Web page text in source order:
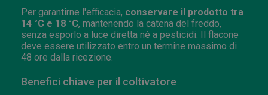
Per garantirne l'efficacia, conservare il prodotto tra
14 °C e 18 °C, mantenendo la catena del freddo,
senza esporlo a luce diretta né a pesticidi. Il flacone
deve essere utilizzato entro un termine massimo di
48 ore dalla ricezione.
Benefici chiave per il coltivatore